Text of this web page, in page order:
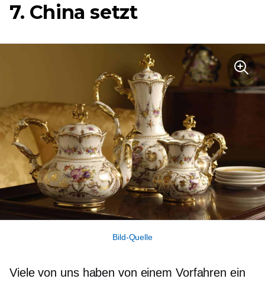
7. China setzt
Bild-Quelle
Viele von uns haben von einem Vorfahren ein